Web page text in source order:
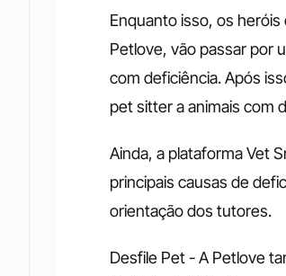
Enquanto isso, os
Petlove, vão passar por
com deficiência. Após
pet sitter a animais com
Ainda, a plataforma Vet
principais causas de
orientação dos tutores.
Desfile Pet - A Petlove